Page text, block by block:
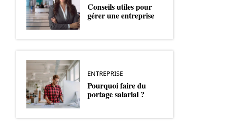
Conseils utiles pour
gérer une entreprise
ENTREPRISE
Pourquoi faire du
portage salarial ?